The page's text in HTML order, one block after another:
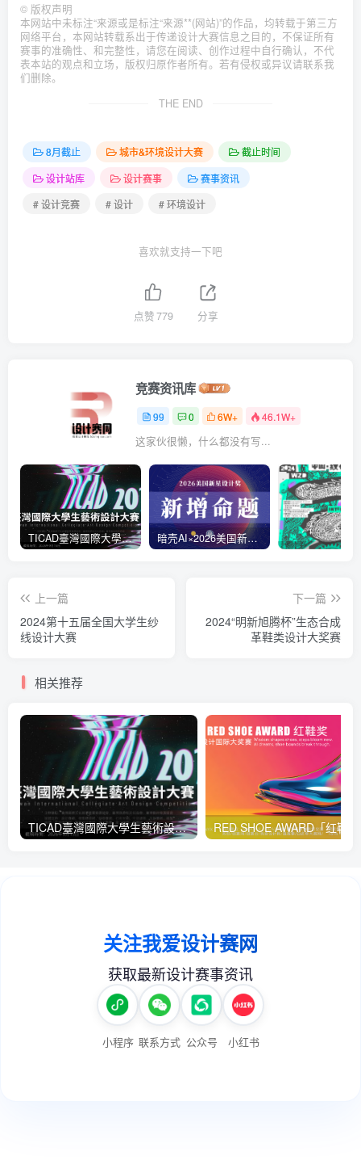
© 版权声明
本网站中未标注“来源或是标注“来源**(网站)”的作品，均转载于第三方
网络平台，本网站转载系出于传递设计大赛信息之目的，不保证所有
赛事的准确性、和完整性，请您在阅读、创作过程中自行确认，不代
表本站的观点和立场，版权归原作者所有。若有侵权或异议请联系我
们删除。
THE END
8月截止 城市&环境设计大赛
截止时间
设计站库
设计赛事
赛事资讯
# 设计竞赛
# 设计 # 环境设计
喜欢就支持一下吧
点赞779 分享
竞赛资讯库
99 0 6W+ 46.1W+
这家伙很懒，什么都没有写...
TICAD臺灣國際大學生藝術設計大賽 暗壳AI×2026美国新星设计奖
上一篇
2024第十五届全国大学生纱
线设计大赛
下一篇
2024“明新旭腾杯”生态合成
革鞋类设计大奖赛
相关推荐
TICAD臺灣國際大學生藝術設計大賽